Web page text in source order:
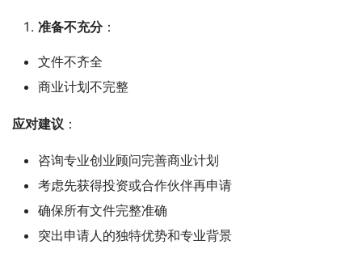
准备不充分：
文件不齐全
商业计划不完整
应对建议 ：
咨询专业创业顾问完善商业计划
考虑先获得投资或合作伙伴再申请
确保所有文件完整准确
突出申请人的独特优势和专业背景